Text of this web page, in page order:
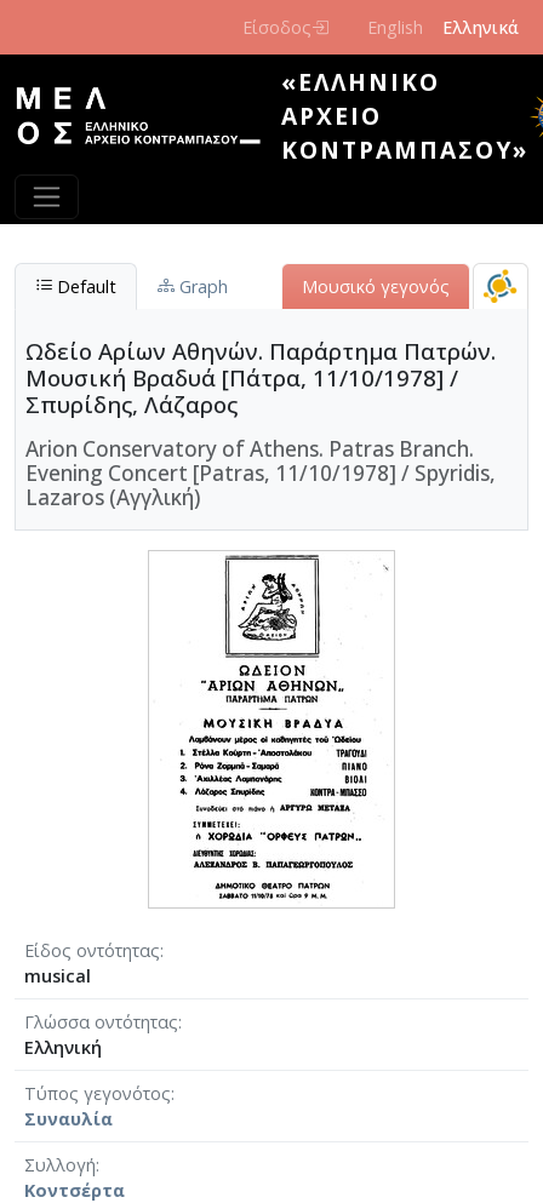
Είσοδος English Ελληνικά
«ΕΛΛΗΝΙΚΌ
ΑΡΧΕΊΟ
ΚΟΝΤΡΑΜΠΆΣΟΥ»
Default Graph Μουσικό γεγονός
Ωδείο Αρίων Αθηνών. Παράρτημα Πατρών.
Μουσική Βραδυά [Πάτρα, 11/10/1978] /
Σπυρίδης, Λάζαρος
Arion Conservatory of Athens. Patras Branch.
Evening Concert [Patras, 11/10/1978] / Spyridis,
Lazaros (Αγγλική)
Είδος οντότητας
musical
Γλώσσα οντότητας
Ελληνική
Τύπος γεγονότος
Συναυλία
Συλλογή
Κοντσέρτα